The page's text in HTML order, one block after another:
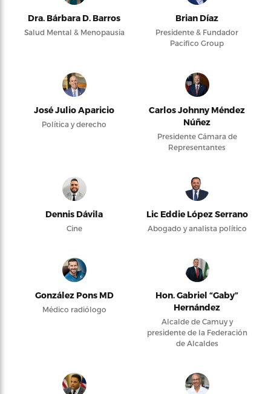
Dra. Bárbara D. Barros
Salud Mental & Menopausia
Brian Díaz
Presidente & Fundador
Pacifico Group
José Julio Aparicio
Política y derecho
Carlos Johnny Méndez
Núñez
Presidente Cámara de
Representantes
Dennis Dávila
Cine
Lic Eddie López Serrano
Abogado y analista político
González Pons MD
Médico radiólogo
Hon. Gabriel “Gaby”
Hernández
Alcalde de Camuy y
presidente de la Federación
de Alcaldes